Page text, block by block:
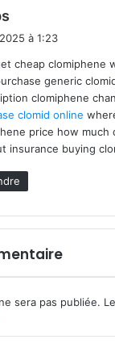
:
à 1:23
cheap clomiphene
generic
clomiphene
clomid online
price how much
insurance buying
sera pas publiée.